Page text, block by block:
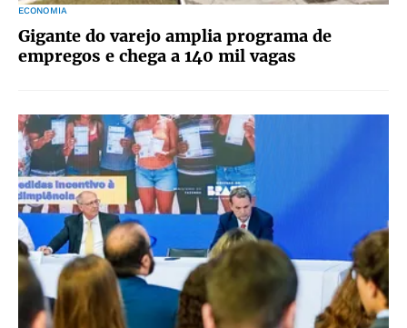
ECONOMIA
Gigante do varejo amplia programa de
empregos e chega a 140 mil vagas